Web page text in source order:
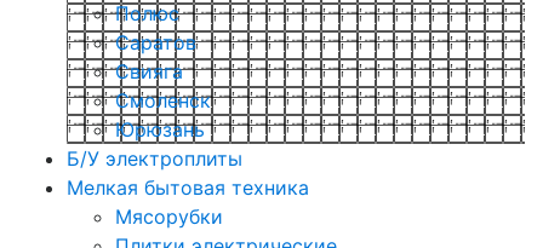
Полюс
Саратов
Свияга
Смоленск
Юрюзань
Б/У электроплиты
Мелкая бытовая техника
Мясорубки